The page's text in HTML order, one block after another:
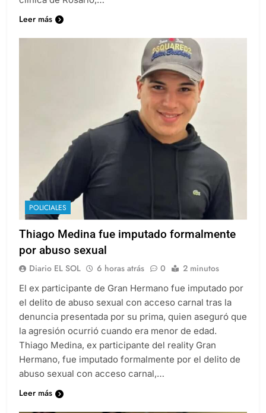
Leer más
POLICIALES
Thiago Medina fue imputado formalmente
por abuso sexual
Diario EL SOL 6 horas atrás 0 2 minutos
El ex participante de Gran Hermano fue imputado por
el delito de abuso sexual con acceso carnal tras la
denuncia presentada por su prima, quien aseguró que
la agresión ocurrió cuando era menor de edad.
Thiago Medina, ex participante del reality Gran
Hermano, fue imputado formalmente por el delito de
abuso sexual con acceso carnal,…
Leer más